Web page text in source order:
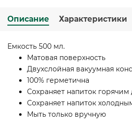
Описание Характеристики
Емкость 500 мл.
Матовая поверхность
Двухслойная вакуумная
100% герметична
Сохраняет напиток горячим
Сохраняет напиток
Мыть только вручную